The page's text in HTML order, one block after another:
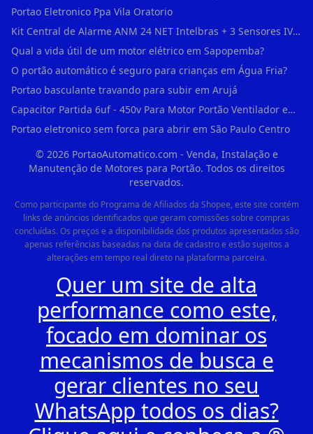
Portao Eletronico Ppa Vila Oratorio
Kit Central de Alarme ANM 24 NET Intelbras + 3 Sensores IVP 3000 CF + Bateria + em Vila Jacuí
Qual a vida útil de um motor elétrico em Sapopemba?
O portão automático é seguro para crianças em Água Fria?
Portao basculante travando para subir em Arujá
Capacitor Partida 6uf - 450v Para Motor Portão Ventilador em Vila Madalena
Portao eletronico sem forca para abrir em São Paulo Centro
© 2026PortaoAutomatico.com - Venda, Instalação e
Manutenção de Motores para Portão. Todos os direitos
reservados.
Como participante do Programa de Afiliados da Shopee, este site contém
links de anúncios identificados que geram comissões sobre compras
concluídas. Os preços e a disponibilidade dos produtos apresentados são
apenas referências baseadas na data de cadastro e estão sujeitos a
alterações em tempo real direto na plataforma parceira.
Quer um site de alta
performance como este,
focado em dominar os
mecanismos de busca e
gerar clientes no seu
WhatsApp todos os dias?